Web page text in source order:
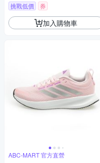
挑戰低價 券
加入購物車
ABC-MART 官方直營